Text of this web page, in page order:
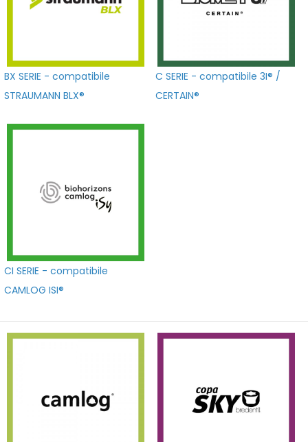
BX SERIE - compatibile
STRAUMANN BLX®
C SERIE - compatibile 3I® /
CERTAIN®
CI SERIE - compatibile
CAMLOG ISI®